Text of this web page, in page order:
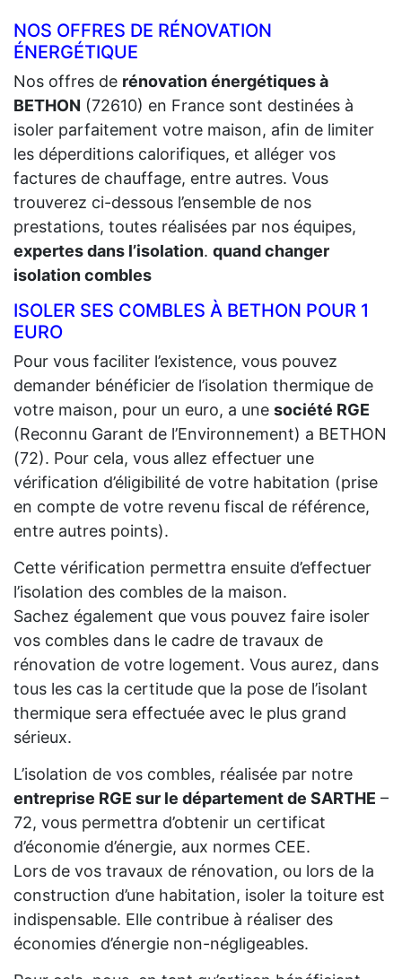
NOS OFFRES DE RÉNOVATION
ÉNERGÉTIQUE
Nos offres de rénovation énergétiques à
BETHON (72610) en France sont destinées à
isoler parfaitement votre maison, afin de limiter
les déperditions calorifiques, et alléger vos
factures de chauffage, entre autres. Vous
trouverez ci-dessous l’ensemble de nos
prestations, toutes réalisées par nos équipes,
expertes dans l’isolation. quand changer
isolation combles
ISOLER SES COMBLES À BETHON POUR 1
EURO
Pour vous faciliter l’existence, vous pouvez
demander bénéficier de l’isolation thermique de
votre maison, pour un euro, a une société RGE
(Reconnu Garant de l’Environnement) a BETHON
(72). Pour cela, vous allez effectuer une
vérification d’éligibilité de votre habitation (prise
en compte de votre revenu fiscal de référence,
entre autres points).
Cette vérification permettra ensuite d’effectuer
l’isolation des combles de la maison.
Sachez également que vous pouvez faire isoler
vos combles dans le cadre de travaux de
rénovation de votre logement. Vous aurez, dans
tous les cas la certitude que la pose de l’isolant
thermique sera effectuée avec le plus grand
sérieux.
L’isolation de vos combles, réalisée par notre
entreprise RGE sur le département de SARTHE –
72, vous permettra d’obtenir un certificat
d’économie d’énergie, aux normes CEE.
Lors de vos travaux de rénovation, ou lors de la
construction d’une habitation, isoler la toiture est
indispensable. Elle contribue à réaliser des
économies d’énergie non-négligeables.